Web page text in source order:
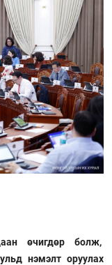
өчигдөр болж,
нэмэлт оруулах